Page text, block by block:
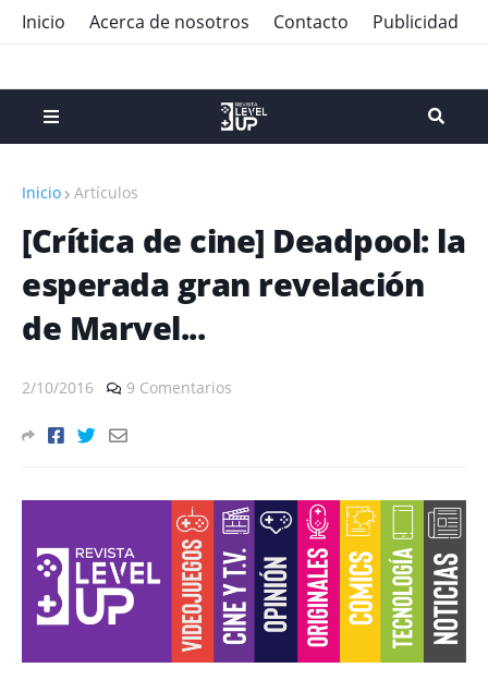
Inicio Acerca de nosotros Contacto Publicidad
Inicio Artículos
[Crítica de cine] Deadpool: la
esperada gran revelación
de Marvel...
2/10/2016 9 Comentarios